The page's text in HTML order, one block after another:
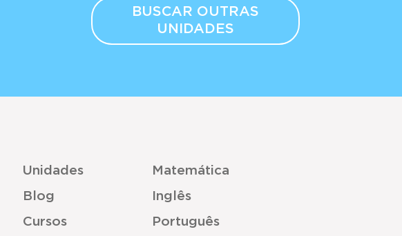
BUSCAR OUTRAS
UNIDADES
Unidades
Matemática
Blog
Inglês
Cursos Português